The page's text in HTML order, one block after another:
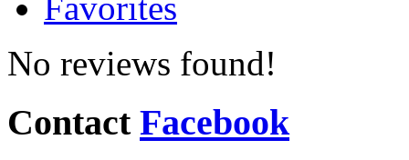
Favorites
No reviews found!
Contact Facebook